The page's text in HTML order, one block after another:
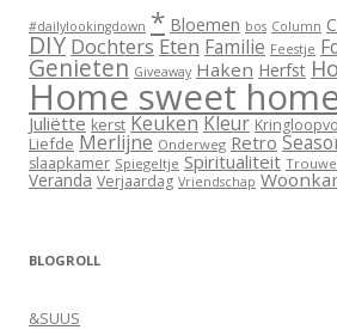
#dailylookingdown * Bloemen bos Column
DIY Dochters Eten Familie Feestje
Genieten Giveaway Haken Herfst
Home sweet
Juliëtte kerst KeukenKleur
Liefde Merlijne Onderweg Retro
slaapkamer Spiegeltje Spiritualiteit
Veranda Verjaardag Vriendschap
BLOGROLL
&SUUS